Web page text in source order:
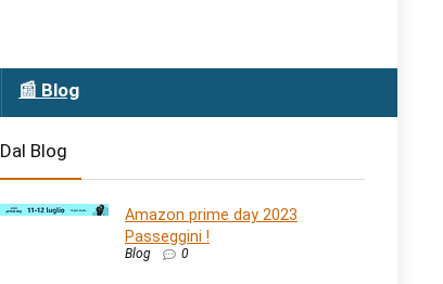
📰 Blog
Dal Blog
Amazon prime day 2023
Passeggini !
Blog 0